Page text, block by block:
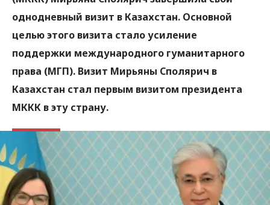
однодневный визит в Казахстан. Основной
целью этого визита стало усиление
поддержки международного гуманитарного
права (МГП). Визит Мирьяны Сполярич в
Казахстан стал первым визитом президента
МККК в эту страну.